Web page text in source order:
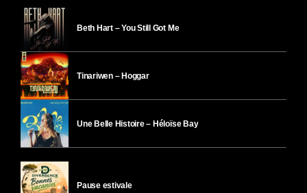
Beth Hart – You Still Got Me
Tinariwen – Hoggar
Une Belle Histoire – Héloïse Bay
Pause estivale